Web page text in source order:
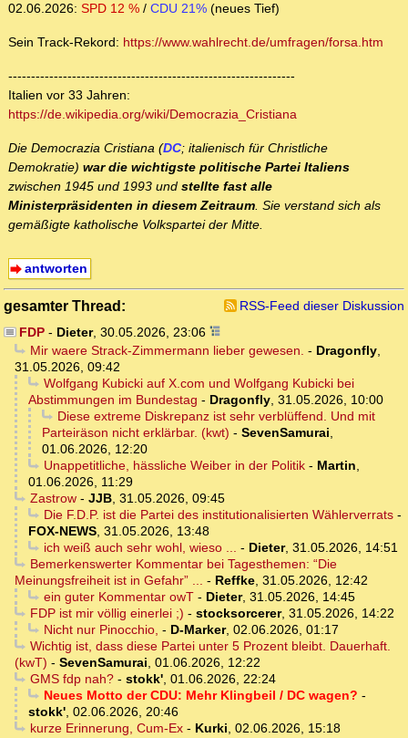
02.06.2026: SPD 12 % / CDU 21% (neues Tief)
Sein Track-Rekord: https://www.wahlrecht.de/umfragen/forsa.htm
---------------------------------------------------------------
Italien vor 33 Jahren:
https://de.wikipedia.org/wiki/Democrazia_Cristiana
Die Democrazia Cristiana (DC; italienisch für Christliche
Demokratie) war die wichtigste politische Partei Italiens
zwischen 1945 und 1993 und stellte fast alle
Ministerpräsidenten in diesem Zeitraum. Sie verstand sich als
gemäßigte katholische Volkspartei der Mitte.
antworten
gesamter Thread:
RSS-Feed dieser Diskussion
FDP- Dieter, 30.05.2026, 23:06
Mir waere Strack-Zimmermann lieber gewesen. - Dragonfly,
31.05.2026, 09:42
Wolfgang Kubicki auf X.com und Wolfgang Kubicki bei
Abstimmungen im Bundestag - Dragonfly, 31.05.2026, 10:00
Diese extreme Diskrepanz ist sehr verblüffend. Und mit
Parteiräson nicht erklärbar. (kwt) - SevenSamurai,
01.06.2026, 12:20
Unappetitliche, hässliche Weiber in der Politik- Martin,
01.06.2026, 11:29
Zastrow- JJB, 31.05.2026, 09:45
Die F.D.P. ist die Partei des institutionalisierten Wählerverrats-
FOX-NEWS, 31.05.2026, 13:48
ich weiß auch sehr wohl, wieso ... - Dieter, 31.05.2026, 14:51
Bemerkenswerter Kommentar bei Tagesthemen: “Die
Meinungsfreiheit ist in Gefahr” ... - Reffke, 31.05.2026, 12:42
ein guter Kommentar owT- Dieter, 31.05.2026, 14:45
FDP ist mir völlig einerlei ;) - stocksorcerer, 31.05.2026, 14:22
Nicht nur Pinocchio, - D-Marker, 02.06.2026, 01:17
Wichtig ist, dass diese Partei unter 5 Prozent bleibt. Dauerhaft.
(kwT) - SevenSamurai, 01.06.2026, 12:22
GMS fdp nah?- stokk', 01.06.2026, 22:24
Neues Motto der CDU: Mehr Klingbeil / DC wagen? -
stokk', 02.06.2026, 20:46
kurze Erinnerung, Cum-Ex- Kurki, 02.06.2026, 15:18